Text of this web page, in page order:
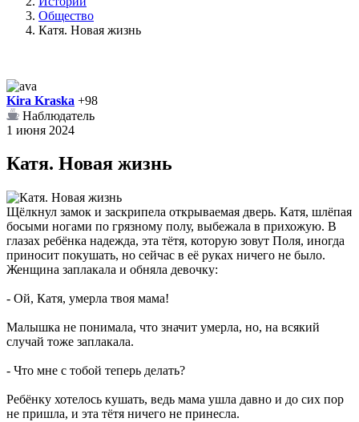
Общество
Катя. Новая жизнь
Kira Kraska +98
Наблюдатель
1 июня 2024
Катя. Новая жизнь
Щёлкнул замок и заскрипела открываемая дверь. Катя, шлёпая
босыми ногами по грязному полу, выбежала в прихожую. В
глазах ребёнка надежда, эта тётя, которую зовут Поля, иногда
приносит покушать, но сейчас в её руках ничего не было.
Женщина заплакала и обняла девочку:
- Ой, Катя, умерла твоя мама!
Малышка не понимала, что значит умерла, но, на всякий
случай тоже заплакала.
- Что мне с тобой теперь делать?
Ребёнку хотелось кушать, ведь мама ушла давно и до сих пор
не пришла, и эта тётя ничего не принесла.